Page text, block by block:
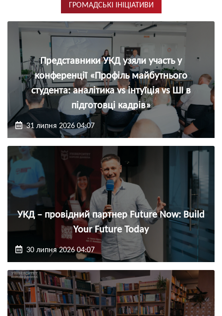
ГРОМАДСЬКІ ІНІЦІАТИВИ
Представники УКД узяли участь у
конференції «Профіль майбутнього
студента: аналітика vs інтуїція vs ШІ в
підготовці кадрів»
31 липня 2026 04:07
УКД – провідний партнер Future Now: Build
Your Future Today
30 липня 2026 04:07